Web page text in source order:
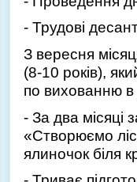
- Трудові
З вересня
(8-10 років),
по вихованню в
- За два місяці
«Створюємо
ялиночок біля